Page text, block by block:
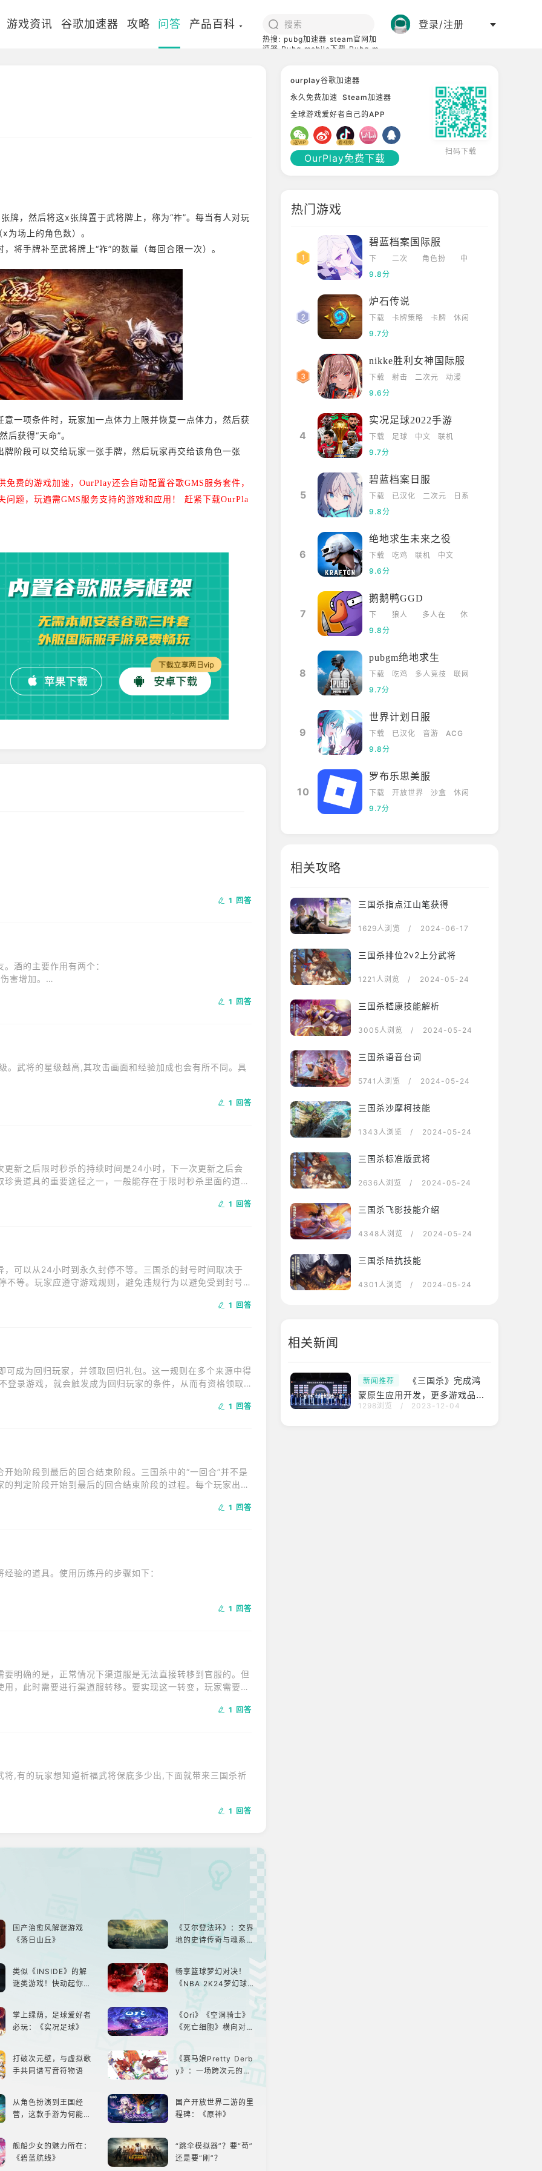
游戏资讯 谷歌加速器 攻略 问答 产品百科
热搜: pubg加速器 steam官网加
速器 Pubg mobile下载 Pubg m
登录/注册
牌，然后将这x张牌置于武将牌上，称为“祚”。每当有人对玩
为场上的角色数）。
将手牌补至武将牌上“祚”的数量（每回合限一次）。
一项条件时，玩家加一点体力上限并恢复一点体力，然后获
后获得“天命”。
阶段可以交给玩家一张手牌，然后玩家再交给该角色一张
免费的游戏加速， OurPlay还会自动配置谷歌GMS服务套件，
问题，玩遍需GMS服务支持的游戏和应用！ 赶紧下载OurPla
牌，增加2点手牌上限。这个特效的好处是能提高一些组合
1 回答
酒的主要作用有两个：
害增加。
1 回答
。武将的星级越高,其攻击画面和经验加成也会有所不同。具
1 回答
新之后限时秒杀的持续时间是24小时，下一次更新之后会
贵道具的重要途径之一，一般能存在于限时秒杀里面的道具
1 回答
可以从24小时到永久封停不等。三国杀的封号时间取决于
等。玩家应遵守游戏规则，避免违规行为以避免受到封号
1 回答
成为回归玩家，并领取回归礼包。这一规则在多个来源中得
录游戏，就会触发成为回归玩家的条件，从而有资格领取
1 回答
始阶段到最后的回合结束阶段。三国杀中的“一回合”并不是
判定阶段开始到最后的回合结束阶段的过程。每个玩家出完
1 回答
验的道具。使用历练丹的步骤如下：
1 回答
明确的是，正常情况下渠道服是无法直接转移到官服的。但
，此时需要进行渠道服转移。要实现这一转变，玩家需要先
1 回答
,有的玩家想知道祈福武将保底多少出,下面就带来三国杀祈
1 回答
国产治愈风解谜游戏
《落日山丘》
《艾尔登法环》：交界
地的史诗传奇与魂系新
类似《INSIDE》的解
谜类游戏！快动起你的
畅享篮球梦幻对决！
《NBA 2K24梦幻球
掌上绿荫，足球爱好者
必玩：《实况足球》
《Ori》《空洞骑士》
《死亡细胞》横向对
打破次元壁，与虚拟歌
手共同谱写音符物语
《赛马娘Pretty Derb
y》：一场跨次元的竞
从角色扮演到王国经
营，这款手游为何能俘
国产开放世界二游的里
程碑：《原神》
舰船少女的魅力所在：
《碧蓝航线》
“跳伞模拟器”？要“苟”
还是要“刚”？
ourplay谷歌加速器
永久免费加速 Steam加速器
全球游戏爱好者自己的APP
OurPlay免费下载
扫码下载
热门游戏
碧蓝档案国际服
下
载
二次
角色扮
中
9.8分
炉石传说
下载 卡牌策略 卡牌
休闲
9.7分
nikke胜利女神国际服
下载 射击 二次元
动漫
9.6分
4
实况足球2022手游
下载 足球 中文
联机
9.7分
5
碧蓝档案日服
下载 已汉化 二次元
日系
9.8分
6
绝地求生未来之役
下载 吃鸡 联机
中文
9.6分
7
鹅鹅鸭GGD
下
载
狼人
多人在
休
9.8分
8
pubgm绝地求生
下载 吃鸡 多人竞技
联网
9.7分
9
世界计划日服
下载 已汉化 音游
ACG
9.8分
10
罗布乐思美服
下载 开放世界 沙盒
休闲
9.7分
相关攻略
三国杀指点江山笔获得
1629人浏览 / 2024-06-17
三国杀排位2v2上分武将
1221人浏览 / 2024-05-24
三国杀嵇康技能解析
3005人浏览 / 2024-05-24
三国杀语音台词
5741人浏览 / 2024-05-24
三国杀沙摩柯技能
1343人浏览 / 2024-05-24
三国杀标准版武将
2636人浏览 / 2024-05-24
三国杀飞影技能介绍
4348人浏览 / 2024-05-24
三国杀陆抗技能
4301人浏览 / 2024-05-24
相关新闻
新闻推荐
《三国杀》完成鸿
蒙原生应用开发，更多游戏品类
加入鸿蒙生态
1298浏览 / 2023-12-04